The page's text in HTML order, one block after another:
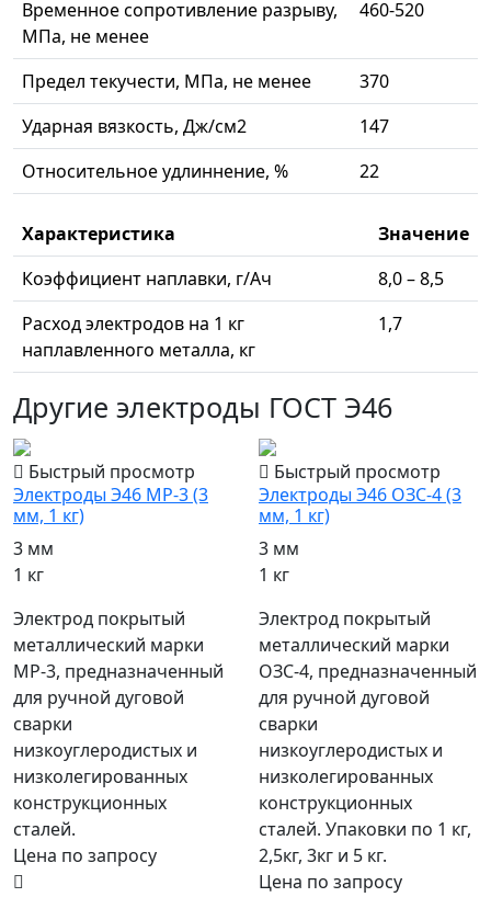
Временное сопротивление разрыву,
МПа, не менее
460-520
Предел текучести, МПа, не менее
370
Ударная вязкость, Дж/см2
147
Относительное удлиннение, %
22
Характеристика
Значение
Коэффициент наплавки, г/Ач
8,0 – 8,5
Расход электродов на 1 кг
наплавленного металла, кг
1,7
Другие электроды ГОСТ Э46
Быстрый просмотр
Электроды Э46 МР-3 (3
мм, 1 кг)
3 мм
1 кг
Электрод покрытый
металлический марки
МР-3, предназначенный
для ручной дуговой
сварки
низкоуглеродистых и
низколегированных
конструкционных
сталей.
Цена по запросу
Быстрый просмотр
Электроды Э46 ОЗС-4 (3
мм, 1 кг)
3 мм
1 кг
Электрод покрытый
металлический марки
ОЗС-4, предназначенный
для ручной дуговой
сварки
низкоуглеродистых и
низколегированных
конструкционных
сталей. Упаковки по 1 кг,
2,5кг, 3кг и 5 кг.
Цена по запросу